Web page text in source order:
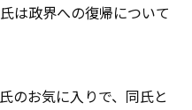
は政界への復帰について
のお気に入りで、同氏と